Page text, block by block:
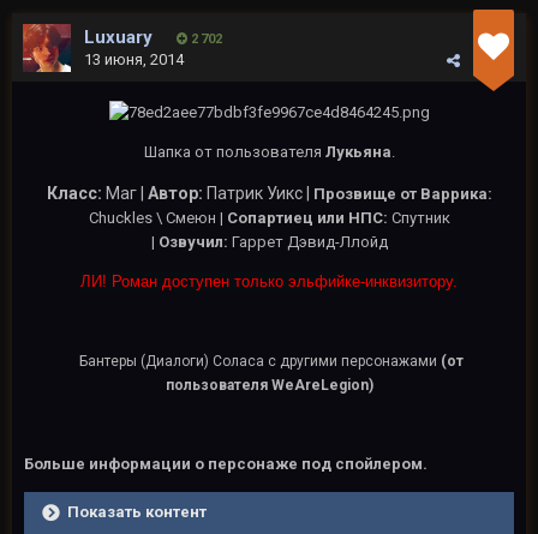
Luxuary 2 702
13 июня, 2014
Шапка от пользователя Лукьяна
Класс: Маг | Автор: Патрик Уикс | Прозвище от Варрика:
Chuckles \ Смеюн | Сопартиец или НПС: Спутник
| Озвучил: Гаррет Дэвид-Ллойд
ЛИ! Роман доступен только эльфийке-инквизитору.
Бантеры (Диалоги) Соласа с другими персонажами (от
пользователя WeAreLegion)
Больше информации о персонаже под спойлером.
Показать контент